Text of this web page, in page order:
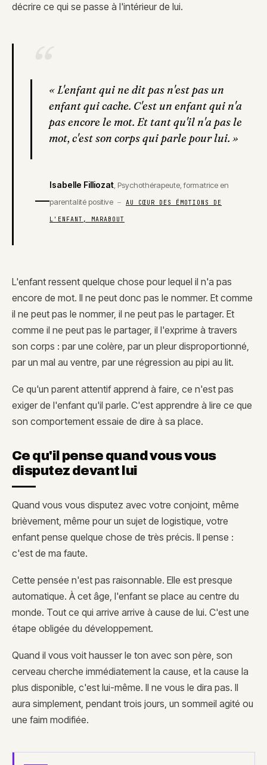
décrire ce qui se passe à l'intérieur de lui.
“ «L'enfant qui ne dit pas n'est pas un
enfant qui cache. C'est un enfant qui n'a
pas encore le mot. Et tant qu'il n'a pas le
mot, c'est son corps qui parle pour lui. »
Isabelle Filliozat Psychothérapeute, formatrice en
parentalité positive — AU CŒUR DES ÉMOTIONS DE
L'ENFANT, MARABOUT
L'enfant ressent quelque chose pour lequel il n'a pas
encore de mot. Il ne peut donc pas le nommer. Et comme
il ne peut pas le nommer, il ne peut pas le partager. Et
comme il ne peut pas le partager, il l'exprime à travers
son corps : par une colère, par un pleur disproportionné,
par un mal au ventre, par une régression au pipi au lit.
Ce qu'un parent attentif apprend à faire, ce n'est pas
exiger de l'enfant qu'il parle. C'est apprendre à lire ce que
son comportement essaie de dire à sa place.
Ce qu'il pense quand vous vous
disputez devant lui
Quand vous vous disputez avec votre conjoint, même
brièvement, même pour un sujet de logistique, votre
enfant pense quelque chose de très précis. Il pense :
c'est de ma faute.
Cette pensée n'est pas raisonnable. Elle est presque
automatique. À cet âge, l'enfant se place au centre du
monde. Tout ce qui arrive arrive à cause de lui. C'est une
étape obligée du développement.
Quand il vous voit hausser le ton avec son père, son
cerveau cherche immédiatement la cause, et la cause la
plus disponible, c'est lui-même. Il ne vous le dira pas. Il
aura simplement, pendant trois jours, un sommeil agité ou
une faim modifiée.